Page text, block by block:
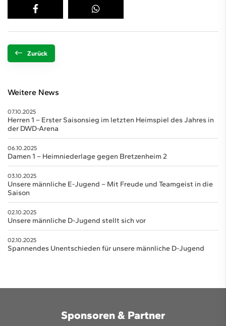
Zurück
Weitere News
07.10.2025
Herren 1 – Erster Saisonsieg im letzten Heimspiel des Jahres in
der DWD-Arena
06.10.2025
Damen 1 – Heimniederlage gegen Bretzenheim 2
03.10.2025
Unsere männliche E-Jugend – Mit Freude und Teamgeist in die
Saison
02.10.2025
Unsere männliche D-Jugend stellt sich vor
02.10.2025
Spannendes Unentschieden für unsere männliche D-Jugend
Sponsoren & Partner